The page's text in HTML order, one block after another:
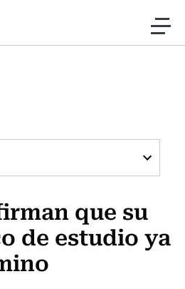
al contenido
TV Usach
que su
de estudio ya